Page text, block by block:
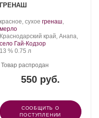
ГРЕНАШ
Производитель:
Гай-
Кодзор.
красное, сухое .
винограда:
гренаш,
мерло.
Регион:
Краснодарский край, Анапа,
село Гай-Кодзор
Крепость
13 %. Объем
0.75 л
550 руб.
Товар распродан
СООБЩИТЬ О
ПОСТУПЛЕНИИ